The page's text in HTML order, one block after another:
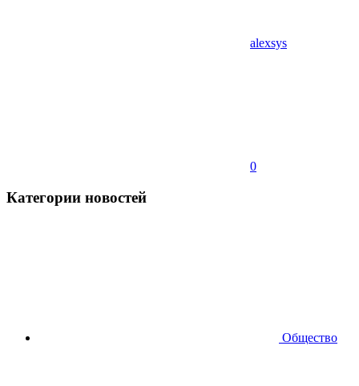
alexsys
0
Категории новостей
Общество